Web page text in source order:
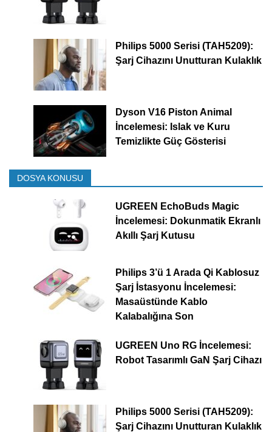
Philips 5000 Serisi (TAH5209):
Şarj Cihazını Unutturan Kulaklık
Dyson V16 Piston Animal
İncelemesi: Islak ve Kuru
Temizlikte Güç Gösterisi
DOSYA KONUSU
UGREEN EchoBuds Magic
İncelemesi: Dokunmatik Ekranlı
Akıllı Şarj Kutusu
Philips 3’ü 1 Arada Qi Kablosuz
Şarj İstasyonu İncelemesi:
Masaüstünde Kablo
Kalabalığına Son
UGREEN Uno RG İncelemesi:
Robot Tasarımlı GaN Şarj Cihazı
Philips 5000 Serisi (TAH5209):
Şarj Cihazını Unutturan Kulaklık